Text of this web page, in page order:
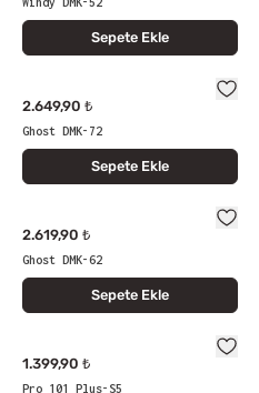
Sepete Ekle
2.649,90 ₺
Ghost DMK-72
Sepete Ekle
2.619,90 ₺
Ghost DMK-62
Sepete Ekle
1.399,90 ₺
Pro 101 Plus-S5